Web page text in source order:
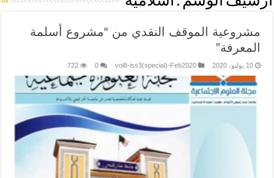
مشروعية الموقف النقدي من “مشروع أسلمة
المعرفة”
10 يوليو، 2020 vol8-iss3(special)-Feb2020
0
722